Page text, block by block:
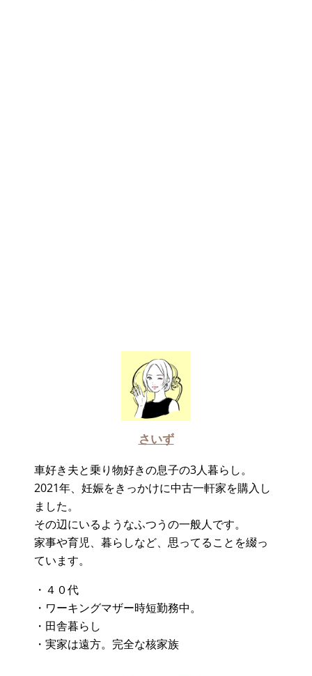
さいず
車好き夫と乗り物好きの息子の3人暮らし。
2021年、妊娠をきっかけに中古一軒家を購入し
ました。
その辺にいるようなふつうの一般人です。
家事や育児、暮らしなど、思ってることを綴っ
ています。
・４０代
・ワーキングマザー時短勤務中。
・田舎暮らし
・実家は遠方。完全な核家族